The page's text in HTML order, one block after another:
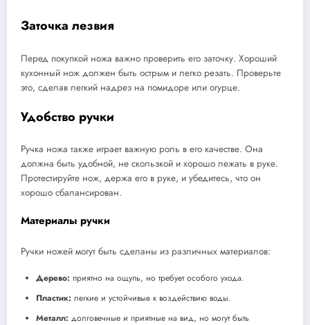
Заточка лезвия
Перед покупкой ножа важно проверить его заточку. Хороший
кухонный нож должен быть острым и легко резать. Проверьте
это, сделав легкий надрез на помидоре или огурце.
Удобство ручки
Ручка ножа также играет важную роль в его качестве. Она
должна быть удобной, не скользкой и хорошо лежать в руке.
Протестируйте нож, держа его в руке, и убедитесь, что он
хорошо сбалансирован.
Материалы ручки
Ручки ножей могут быть сделаны из различных материалов:
Дерево: приятно на ощупь, но требует особого ухода.
Пластик: легкие и устойчивые к воздействию воды.
Металл: долговечные и приятные на вид, но могут быть